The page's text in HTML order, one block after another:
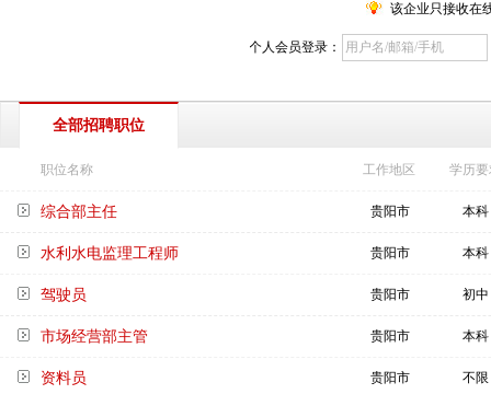
该企业只接收在
个人会员登录：
全部招聘职位
职位名称 工作地区 学历
综合部主任 贵阳市 本科
水利水电监理工程师 贵阳市 本科
驾驶员 贵阳市 初中
市场经营部主管 贵阳市 本科
资料员 贵阳市 不限